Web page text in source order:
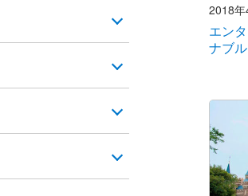
2018
エン
ナブ